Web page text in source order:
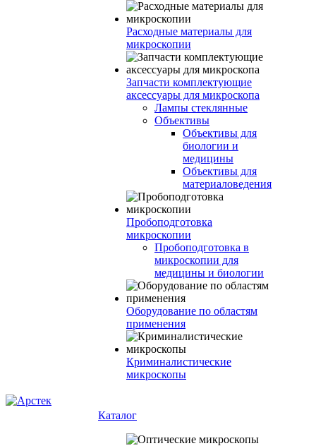
Расходные материалы для
микроскопии
Запчасти комплектующие
аксессуары для микроскопа
Лампы стеклянные
Объективы
Объективы для
биологии и
медицины
Объективы для
материаловедения
Пробоподготовка
микроскопии
Пробоподготовка в
микроскопии для
медицины и биологии
Оборудование по областям
применения
Криминалистические
микроскопы
Каталог